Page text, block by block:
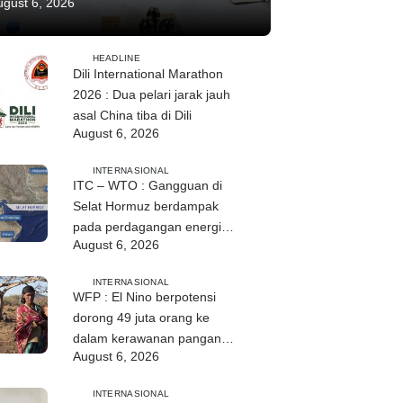
6, 2026
HEADLINE
Dili International Marathon
2026 : Dua pelari jarak jauh
asal China tiba di Dili
August 6, 2026
INTERNASIONAL
ITC – WTO : Gangguan di
Selat Hormuz berdampak
pada perdagangan energi,
pupuk, dan industri
August 6, 2026
INTERNASIONAL
WFP : El Nino berpotensi
dorong 49 juta orang ke
dalam kerawanan pangan
akut
August 6, 2026
INTERNASIONAL